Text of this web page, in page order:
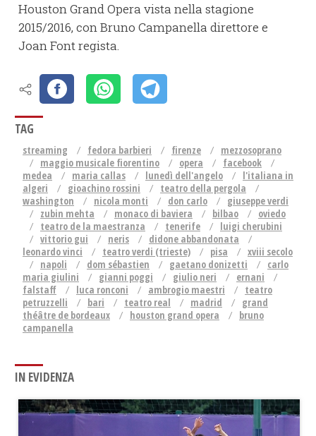
Houston Grand Opera vista nella stagione
2015/2016, con Bruno Campanella direttore e
Joan Font regista.
TAG
streaming fedora barbieri firenze
mezzosoprano
maggio musicale fiorentino
opera
facebook
medea
maria callas lunedì dell'angelo
l'italiana in
algeri
gioachino rossini
teatro della pergola
washington
nicola monti don carlo
giuseppe verdi
zubin mehta
monaco di baviera bilbao
oviedo
teatro de la maestranza
tenerife
luigi cherubini
vittorio gui
neris
didone abbandonata
leonardo vinci
teatro verdi (trieste) pisa
xviii secolo
napoli
dom sébastien gaetano donizetti
carlo
maria giulini
gianni poggi giulio neri
ernani
falstaff
luca ronconi ambrogio maestri
teatro
petruzzelli
bari teatro real madrid
grand
théâtre de bordeaux
houston grand opera
bruno
campanella
IN EVIDENZA